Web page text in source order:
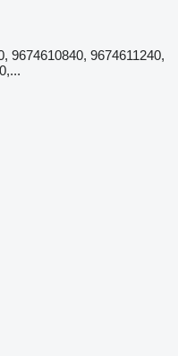
9674610840, 9674611240,